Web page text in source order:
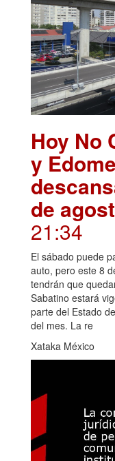
Hoy No
y
de
21:34
El sábado puede
auto, pero este 8
tendrán que
Sabatino estará
parte del Estado
del mes. La re
Xataka México